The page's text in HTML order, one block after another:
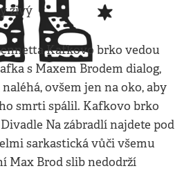
živý
Kafkovo brko vedou
s Maxem Brodem dialog,
ovšem jen na oko, aby
smrti spálil. Kafkovo brko
Na zábradlí najdete pod
sarkastická vůči všemu
Max Brod slib nedodrží